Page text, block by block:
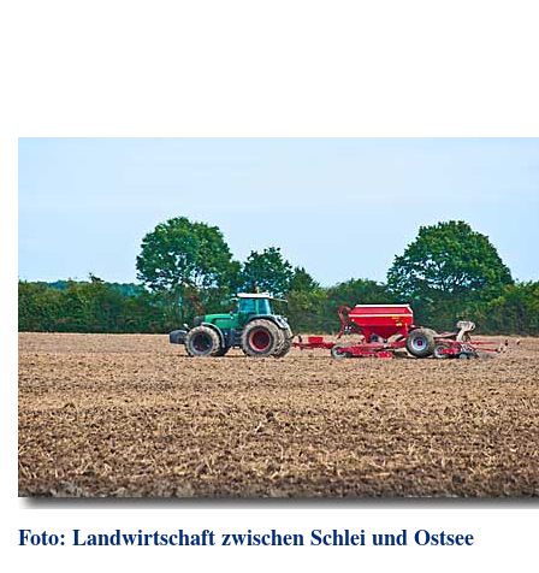
Foto: Landwirtschaft zwischen Schlei und Ostsee